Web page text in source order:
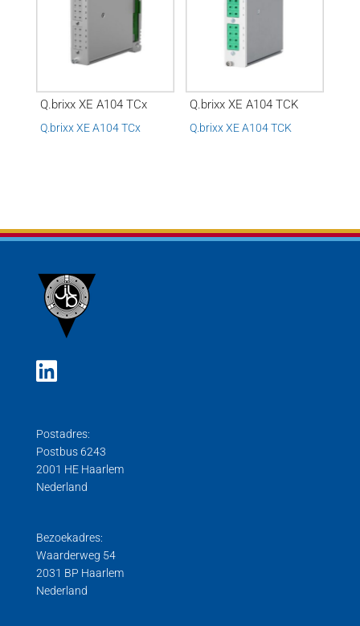
Q.brixx XE A104 TCx
Q.brixx XE A104 TCx
Q.brixx XE A104 TCK
Q.brixx XE A104 TCK
Postadres:
Postbus 6243
2001 HE Haarlem
Nederland
Bezoekadres:
Waarderweg 54
2031 BP Haarlem
Nederland